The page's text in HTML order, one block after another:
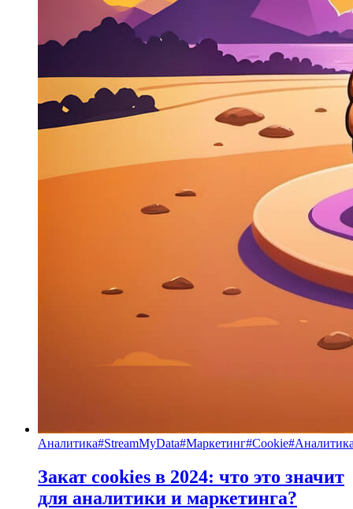
Аналитика#StreamMyData#Маркетинг#Cookie#
Закат cookies в 2024: что это значит
для аналитики и маркетинга?